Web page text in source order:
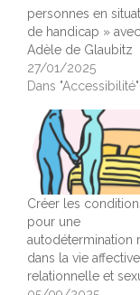
personnes en
de handicap » avec
Adèle de Glaubitz
27/01/2025
Dans "Accessibilité"
Créer les
pour une
autodétermination
dans la vie affective,
relationnelle et